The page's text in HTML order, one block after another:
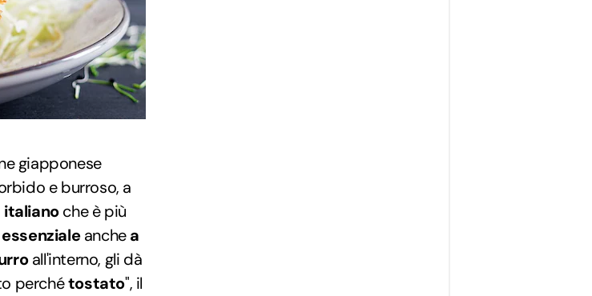
giapponese
e burroso, a
italianoche è più
anchea
all'interno, gli dà
perchétostato", il